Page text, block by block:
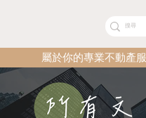
屬於你的專業不動產